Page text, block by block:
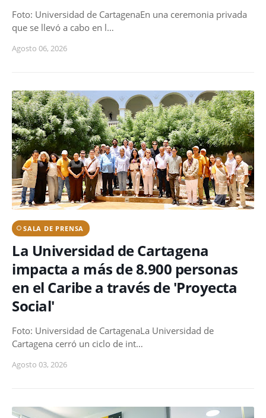
Foto: Universidad de CartagenaEn una ceremonia privada
que se llevó a cabo en l…
Agosto 06, 2026
SALA DE PRENSA
La Universidad de Cartagena
impacta a más de 8.900 personas
en el Caribe a través de 'Proyecta
Social'
Foto: Universidad de CartagenaLa Universidad de
Cartagena cerró un ciclo de int…
Agosto 03, 2026